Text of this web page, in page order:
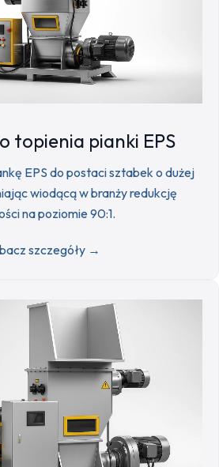
topienia pianki EPS
EPS do postaci sztabek o dużej
wiodącą w branży redukcję
na poziomie 90:1.
szczegóły →